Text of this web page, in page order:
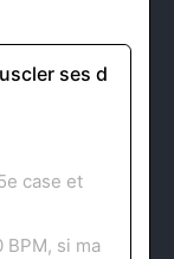
ses d
case et
BPM, si ma